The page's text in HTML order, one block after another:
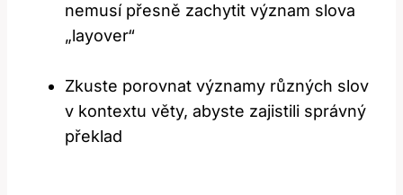
nemusí přesně zachytit význam slova
„layover“
Zkuste porovnat významy různých slov
v kontextu věty, abyste zajistili správný
překlad